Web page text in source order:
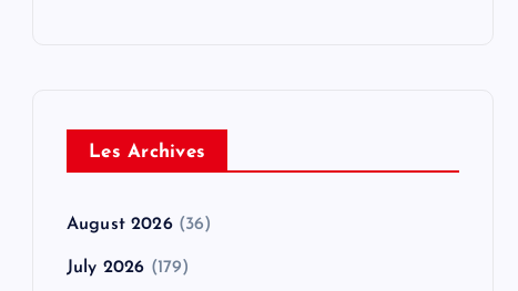
Les Archives
August 2026(36)
July 2026 (179)